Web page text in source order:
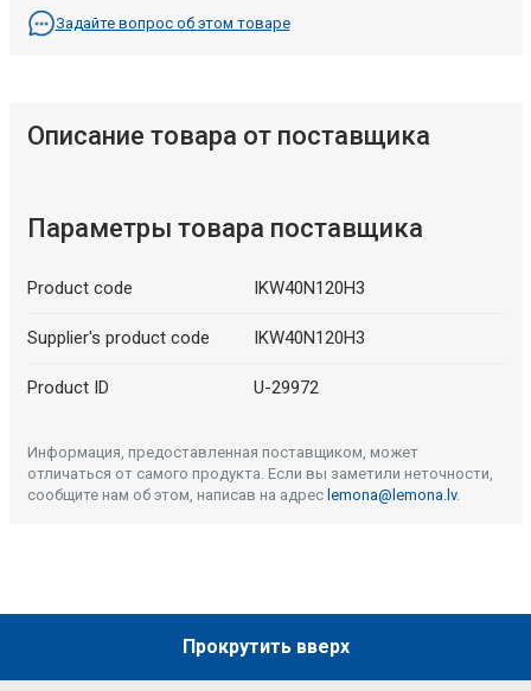
Задайте вопрос об этом товаре
Описание товара от поставщика
Параметры товара поставщика
Product code IKW40N120H3
Supplier's product code IKW40N120H3
Product ID U-29972
Информация, предоставленная поставщиком, может
отличаться от самого продукта. Если вы заметили неточности,
сообщите нам об этом, написав на адрес lemona@lemona.lv.
Прокрутить вверх